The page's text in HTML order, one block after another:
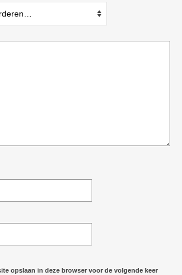
opslaan in deze browser voor de volgende keer